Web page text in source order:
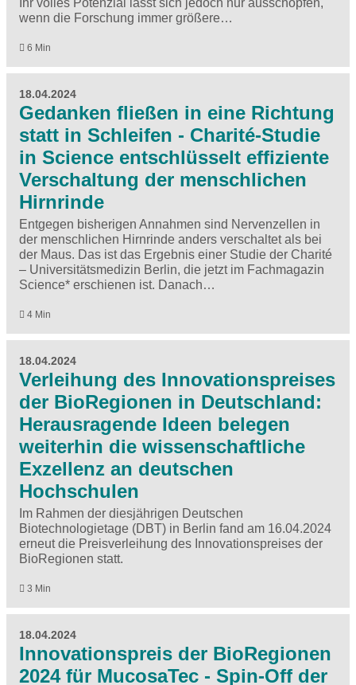
wenn die Forschung immer größere…
6 Min
18.04.2024
Gedanken fließen in eine Richtung
statt in Schleifen - Charité-Studie
in Science entschlüsselt effiziente
Verschaltung der menschlichen
Hirnrinde
Entgegen bisherigen Annahmen sind Nervenzellen in
der menschlichen Hirnrinde anders verschaltet als bei
der Maus. Das ist das Ergebnis einer Studie der Charité
– Universitätsmedizin Berlin, die jetzt im Fachmagazin
Science* erschienen ist. Danach…
4 Min
18.04.2024
Verleihung des Innovationspreises
der BioRegionen in Deutschland:
Herausragende Ideen belegen
weiterhin die wissenschaftliche
Exzellenz an deutschen
Hochschulen
Im Rahmen der diesjährigen Deutschen
Biotechnologietage (DBT) in Berlin fand am 16.04.2024
erneut die Preisverleihung des Innovationspreises der
BioRegionen statt.
3 Min
18.04.2024
Innovationspreis der BioRegionen
2024 für MucosaTec - Spin-Off der